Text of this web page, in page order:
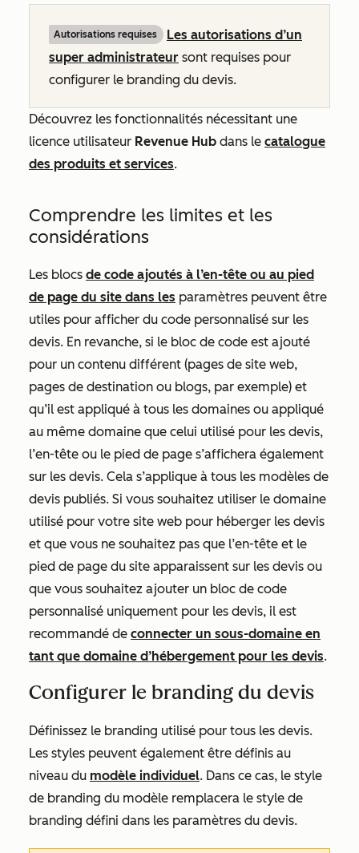
Autorisations requises
Les autorisations d’un
super administrateur sont requises pour
configurer le branding du devis.
Découvrez les fonctionnalités nécessitant une
licence utilisateur Revenue Hub dans le catalogue
des produits et services.
Comprendre les limites et les
considérations
Les blocs de code ajoutés à l’en-tête ou au pied
de page du site dans les paramètres peuvent être
utiles pour afficher du code personnalisé sur les
devis. En revanche, si le bloc de code est ajouté
pour un contenu différent (pages de site web,
pages de destination ou blogs, par exemple) et
qu’il est appliqué à tous les domaines ou appliqué
au même domaine que celui utilisé pour les devis,
l’en-tête ou le pied de page s’affichera également
sur les devis. Cela s’applique à tous les modèles de
devis publiés. Si vous souhaitez utiliser le domaine
utilisé pour votre site web pour héberger les devis
et que vous ne souhaitez pas que l’en-tête et le
pied de page du site apparaissent sur les devis ou
que vous souhaitez ajouter un bloc de code
personnalisé uniquement pour les devis, il est
recommandé de connecter un sous-domaine en
tant que domaine d’hébergement pour les devis.
Configurer le branding du devis
Définissez le branding utilisé pour tous les devis.
Les styles peuvent également être définis au
niveau du modèle individuel. Dans ce cas, le style
de branding du modèle remplacera le style de
branding défini dans les paramètres du devis.